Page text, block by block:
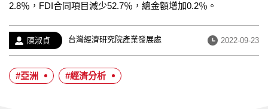
2.8％，FDI合同項目減少52.7％，總金額增加0.2％。
作
者：
陳淑貞
經
歷：
台灣經濟研究院產業發展處
發
布
2022-09-23
#亞洲 #經濟分析